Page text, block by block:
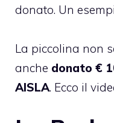
donato. Un
La piccolina non
anche donato €
AISLA. Ecco il